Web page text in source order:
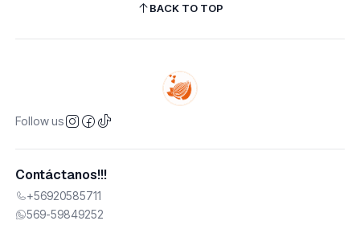
BACK TO TOP
Follow us
Contáctanos!!!
+56920585711
569-59849252